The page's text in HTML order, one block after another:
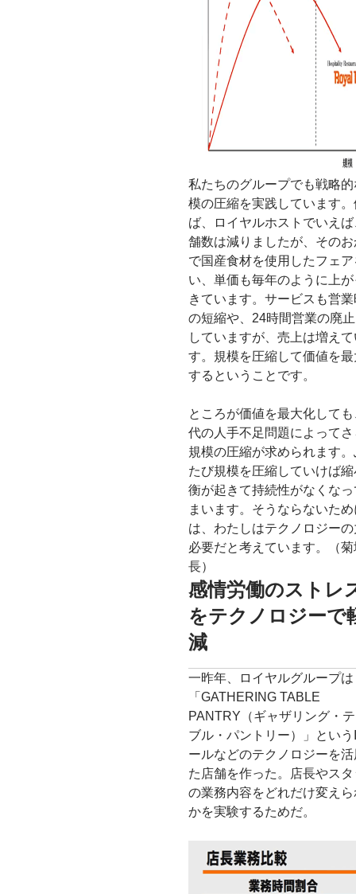
私たちのグループでも戦略
模の圧縮を実践しています
ば、ロイヤルホストでいえ
舗数は減りましたが、その
で国産食材を使用したフェ
い、単価も毎年のように上
きています。サービスも営
の短縮や、24時間営業の廃
していますが、売上は増え
す。規模を圧縮して価値を
するということです。
ところが価値を最大化して
代の人手不足問題によって
規模の圧縮が求められます
たび規模を圧縮していけば
衡が起きて持続性がなくな
まいます。そうならないた
は、わたしはテクノロジー
必要だと考えています。（
長）
感情労働のストレ
をテクノロジーで
減
一昨年、ロイヤルグループは
「GATHERING TABLE
PANTRY（ギャザリング・
ブル・パントリー）」とい
ールなどのテクノロジーを
た店舗を作った。店長やス
の業務内容をどれだけ変え
かを実験するためだ。